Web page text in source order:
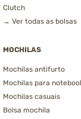
Clutch
→ Ver todas as bolsas
MOCHILAS
Mochilas antifurto
Mochilas para
Mochilas casuais
Bolsa mochila